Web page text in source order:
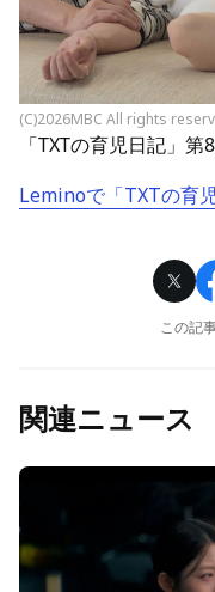
(C)2026MBC All rights
「TXTの育児日記」第
Leminoで「TXTの育
この記
関連ニュース